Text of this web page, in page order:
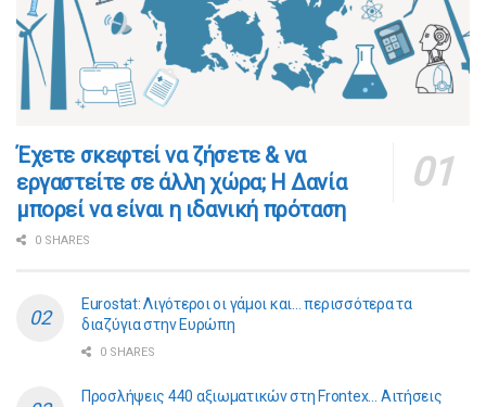
​​Έχετε σκεφτεί να ζήσετε & να
εργαστείτε σε άλλη χώρα; Η Δανία
μπορεί να είναι η ιδανική πρόταση
0 SHARES
Eurostat: Λιγότεροι οι γάμοι και… περισσότερα τα
διαζύγια στην Ευρώπη
0 SHARES
Προσλήψεις 440 αξιωματικών στη Frontex… Αιτήσεις